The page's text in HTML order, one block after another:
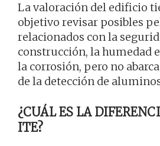
La valoración del edificio
objetivo revisar posibles
relacionados con la
construcción, la humedad
la corrosión, pero no
de la detección de
¿CUÁL ES LA
ITE?